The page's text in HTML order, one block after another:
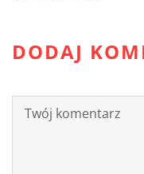
DODAJ